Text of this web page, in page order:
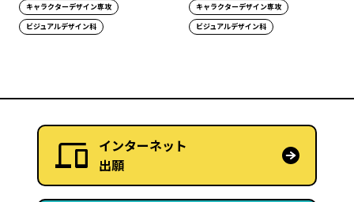
キャラクターデザイン専攻
ビジュアルデザイン科
キャラクターデザイン専攻
ビジュアルデザイン科
インターネット
出願